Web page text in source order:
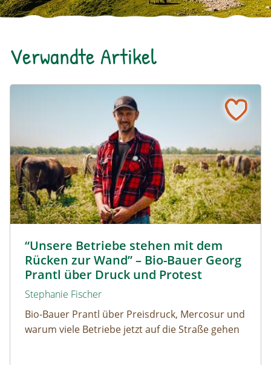
Verwandte Artikel
“Unsere Betriebe stehen mit dem
Rücken zur Wand” – Bio-Bauer Georg
Prantl über Druck und Protest
Stephanie Fischer
Bio-Bauer Prantl über Preisdruck, Mercosur und
warum viele Betriebe jetzt auf die Straße gehen
“Unsere Betriebe stehen mit dem Rücken zur Wand” –